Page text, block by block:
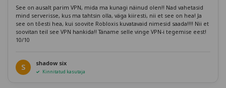
See on ausalt parim VPN, mida ma kunagi näinud olen!! Nad vahetasid
mind serverisse, kus ma tahtsin olla, väga kiiresti, nii et see on hea! Ja
see on tõesti hea, kui soovite Robloxis kuvatavaid nimesid saada!!!! Nii et
soovitan teil see VPN hankida!! Täname selle vinge VPN-i tegemise eest!
10/10
S shadow six
Kinnitatud kasutaja